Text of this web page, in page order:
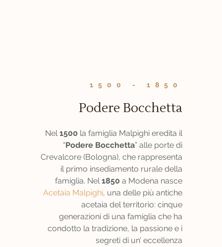
1500 - 1850
Podere Bocchetta
Nel1500 la famiglia Malpighi eredita il
“Podere Bocchetta” alle porte di
Crevalcore (Bologna), che rappresenta
il primo insediamento rurale della
famiglia. Nel1850 a Modena nasce
Acetaia Malpighi, una delle più antiche
acetaia del territorio: cinque
generazioni di una famiglia che ha
condotto la tradizione, la passione e i
segreti di un’ eccellenza